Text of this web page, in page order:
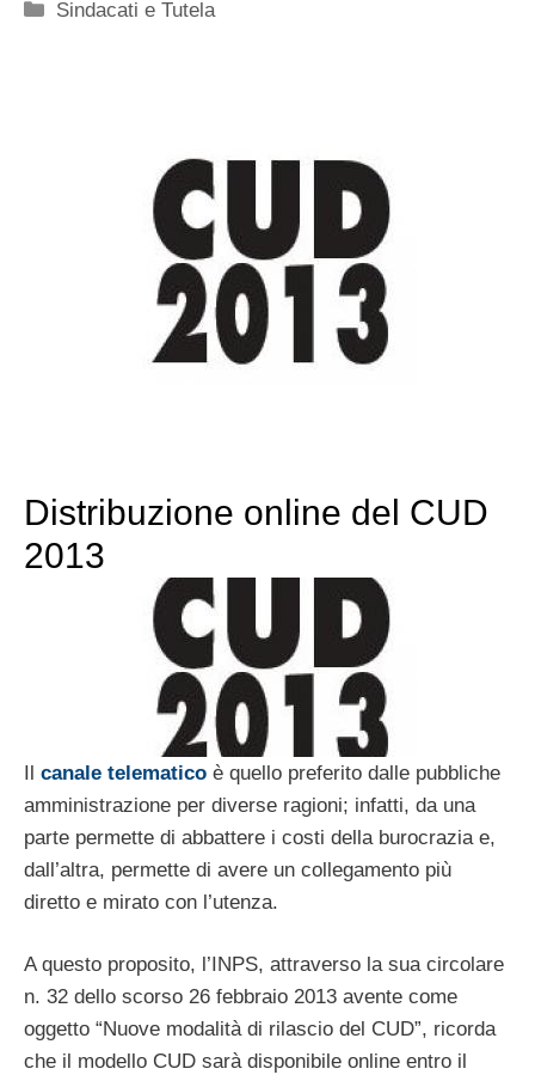
Categorie
Sindacati e Tutela
Distribuzione online del CUD
2013
Il canale telematico è quello preferito dalle pubbliche
amministrazione per diverse ragioni; infatti, da una
parte permette di abbattere i costi della burocrazia e,
dall’altra, permette di avere un collegamento più
diretto e mirato con l’utenza.
A questo proposito, l’INPS, attraverso la sua circolare
n. 32 dello scorso 26 febbraio 2013 avente come
oggetto “Nuove modalità di rilascio del CUD”, ricorda
che il modello CUD sarà disponibile online entro il